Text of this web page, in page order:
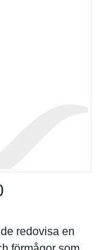
redovisa en